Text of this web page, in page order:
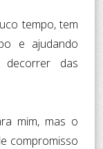
tempo, tem
e ajudando
das
mim, mas o
compromisso